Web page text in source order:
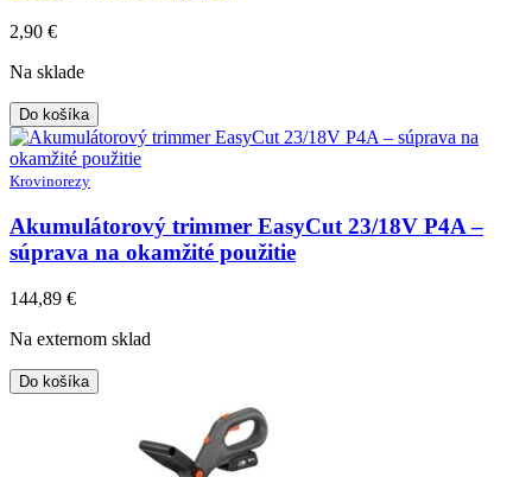
2,90 €
Na sklade
Do košíka
Krovinorezy
Akumulátorový trimmer EasyCut 23/18V P4A –
súprava na okamžité použitie
144,89 €
Na externom sklad
Do košíka